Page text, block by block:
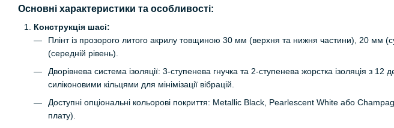
Основні характеристики та особливості:
Конструкція шасі:
Плінт із прозорого литого акрилу товщиною 30 мм (верхня та нижня частини), 20 мм
(середній рівень).
Дворівнева система ізоляції: 3-ступенева гнучка та 2-ступенева жорстка ізоляція з 12
силіконовими кільцями для мінімізації вібрацій.
Доступні опціональні кольорові покриття: Metallic Black, Pearlescent White або
плату).